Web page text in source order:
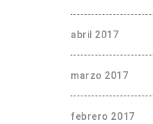
abril 2017
marzo 2017
febrero 2017